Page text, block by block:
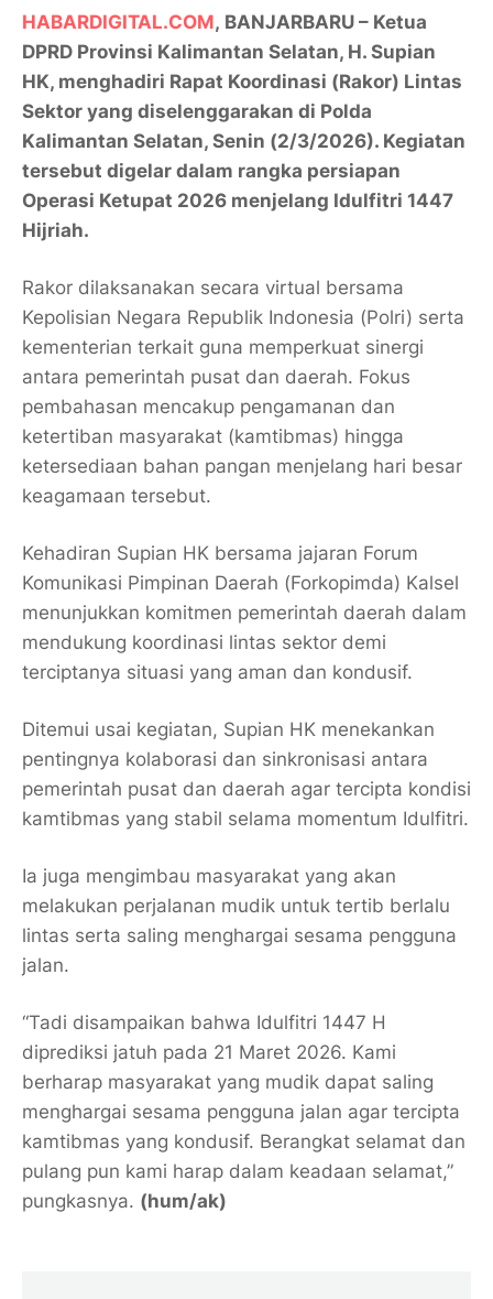
HABARDIGITAL.COM, BANJARBARU – Ketua
DPRD Provinsi Kalimantan Selatan, H. Supian
HK, menghadiri Rapat Koordinasi (Rakor) Lintas
Sektor yang diselenggarakan di Polda
Kalimantan Selatan, Senin (2/3/2026). Kegiatan
tersebut digelar dalam rangka persiapan
Operasi Ketupat 2026 menjelang Idulfitri 1447
Hijriah.
Rakor dilaksanakan secara virtual bersama
Kepolisian Negara Republik Indonesia (Polri) serta
kementerian terkait guna memperkuat sinergi
antara pemerintah pusat dan daerah. Fokus
pembahasan mencakup pengamanan dan
ketertiban masyarakat (kamtibmas) hingga
ketersediaan bahan pangan menjelang hari besar
keagamaan tersebut.
Kehadiran Supian HK bersama jajaran Forum
Komunikasi Pimpinan Daerah (Forkopimda) Kalsel
menunjukkan komitmen pemerintah daerah dalam
mendukung koordinasi lintas sektor demi
terciptanya situasi yang aman dan kondusif.
Ditemui usai kegiatan, Supian HK menekankan
pentingnya kolaborasi dan sinkronisasi antara
pemerintah pusat dan daerah agar tercipta kondisi
kamtibmas yang stabil selama momentum Idulfitri.
Ia juga mengimbau masyarakat yang akan
melakukan perjalanan mudik untuk tertib berlalu
lintas serta saling menghargai sesama pengguna
jalan.
“Tadi disampaikan bahwa Idulfitri 1447 H
diprediksi jatuh pada 21 Maret 2026. Kami
berharap masyarakat yang mudik dapat saling
menghargai sesama pengguna jalan agar tercipta
kamtibmas yang kondusif. Berangkat selamat dan
pulang pun kami harap dalam keadaan selamat,”
pungkasnya. (hum/ak)